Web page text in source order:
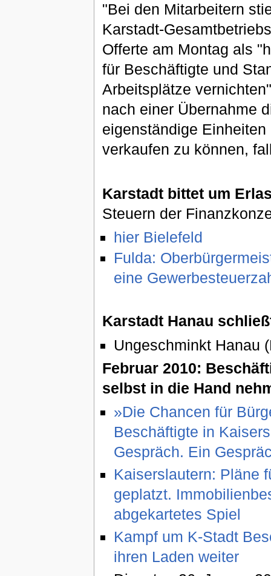
"Bei den Mitarbeitern
Karstadt-
Offerte am Montag als
für Beschäftigte und
Arbeitsplätze
nach einer Übernahme
eigenständige
verkaufen zu können,
Karstadt bittet um
Steuern der
hier Bielefeld
Fulda:
eine
Karstadt Hanau
Ungeschminkt Hanau
Februar 2010:
selbst in die Hand
»Die Chancen für
Beschäftigte in
Gespräch. Ein
Kaiserslautern: Pläne
geplatzt.
abgekartetes Spiel
Kampf um K-Stadt
ihren Laden weiter